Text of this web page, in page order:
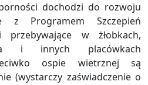
dochodzi do rozwoju
z Programem Szczepień
przebywające w żłobkach,
i innych placówkach
ospie wietrznej są
(wystarczy zaświadczenie o